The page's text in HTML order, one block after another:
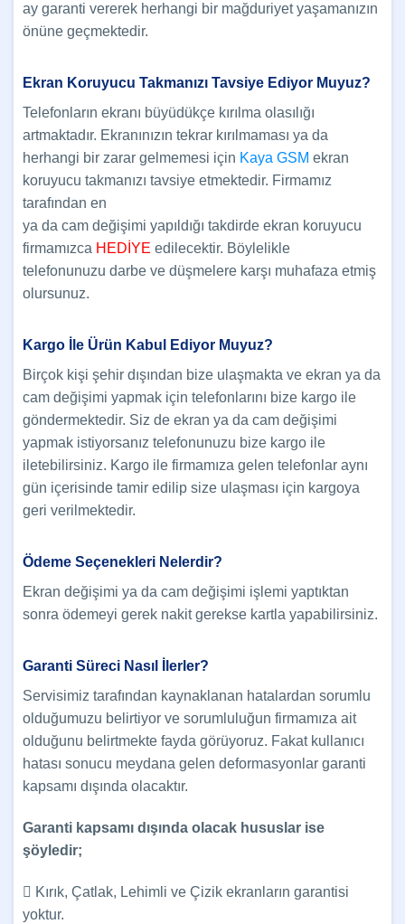
ay garanti vererek herhangi bir mağduriyet yaşamanızın
önüne geçmektedir.
Ekran Koruyucu Takmanızı Tavsiye Ediyor Muyuz?
Telefonların ekranı büyüdükçe kırılma olasılığı
artmaktadır. Ekranınızın tekrar kırılmaması ya da
herhangi bir zarar gelmemesi için Kaya GSM ekran
koruyucu takmanızı tavsiye etmektedir. Firmamız
tarafından en
ya da cam değişimi yapıldığı takdirde ekran koruyucu
firmamızca HEDİYE edilecektir. Böylelikle
telefonunuzu darbe ve düşmelere karşı muhafaza etmiş
olursunuz.
Kargo İle Ürün Kabul Ediyor Muyuz?
Birçok kişi şehir dışından bize ulaşmakta ve ekran ya da
cam değişimi yapmak için telefonlarını bize kargo ile
göndermektedir. Siz de ekran ya da cam değişimi
yapmak istiyorsanız telefonunuzu bize kargo ile
iletebilirsiniz. Kargo ile firmamıza gelen telefonlar aynı
gün içerisinde tamir edilip size ulaşması için kargoya
geri verilmektedir.
Ödeme Seçenekleri Nelerdir?
Ekran değişimi ya da cam değişimi işlemi yaptıktan
sonra ödemeyi gerek nakit gerekse kartla yapabilirsiniz.
Garanti Süreci Nasıl İlerler?
Servisimiz tarafından kaynaklanan hatalardan sorumlu
olduğumuzu belirtiyor ve sorumluluğun firmamıza ait
olduğunu belirtmekte fayda görüyoruz. Fakat kullanıcı
hatası sonucu meydana gelen deformasyonlar garanti
kapsamı dışında olacaktır.
Garanti kapsamı dışında olacak hususlar ise
şöyledir;
 Kırık, Çatlak, Lehimli ve Çizik ekranların garantisi
yoktur.